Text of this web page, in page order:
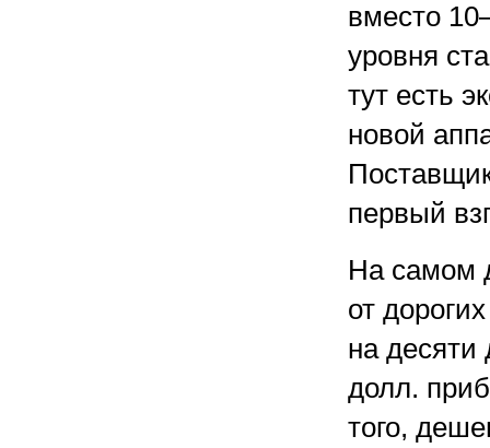
вместо
уровня
тут есть
новой
первый
На самом
от
на десяти
долл.
того,